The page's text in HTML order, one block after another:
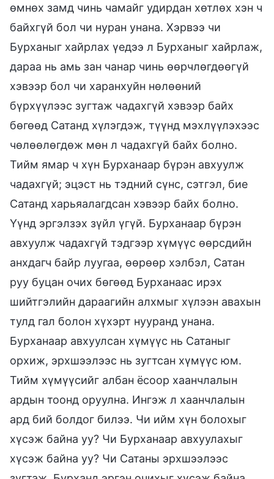
өмнөх замд чинь чамайг удирдан хөтлөх хэн ч
байхгүй бол чи нуран унана. Хэрвээ чи
Бурханыг хайрлах үедээ л Бурханыг хайрлаж,
дараа нь амь зан чанар чинь өөрчлөгдөөгүй
хэвээр бол чи харанхуйн нөлөөний
бүрхүүлээс зугтаж чадахгүй хэвээр байх
бөгөөд Сатанд хүлэгдэж, түүнд мэхлүүлэхээс
чөлөөлөгдөж мөн л чадахгүй байх болно.
Тийм ямар ч хүн Бурханаар бүрэн авхуулж
чадахгүй; эцэст нь тэдний сүнс, сэтгэл, бие
Сатанд харьяалагдсан хэвээр байх болно.
Үүнд эргэлзэх зүйл үгүй. Бурханаар бүрэн
авхуулж чадахгүй тэдгээр хүмүүс өөрсдийн
анхдагч байр луугаа, өөрөөр хэлбэл, Сатан
руу буцан очих бөгөөд Бурханаас ирэх
шийтгэлийн дараагийн алхмыг хүлээн авахын
тулд гал болон хүхэрт нууранд унана.
Бурханаар авхуулсан хүмүүс нь Сатаныг
орхиж, эрхшээлээс нь зугтсан хүмүүс юм.
Тийм хүмүүсийг албан ёсоор хаанчлалын
ардын тоонд оруулна. Ингэж л хаанчлалын
ард бий болдог билээ. Чи ийм хүн болохыг
хүсэж байна уу? Чи Бурханаар авхуулахыг
хүсэж байна уу? Чи Сатаны эрхшээлээс